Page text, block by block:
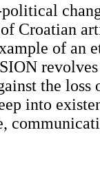
Croatian
of an
revolves
the loss
into